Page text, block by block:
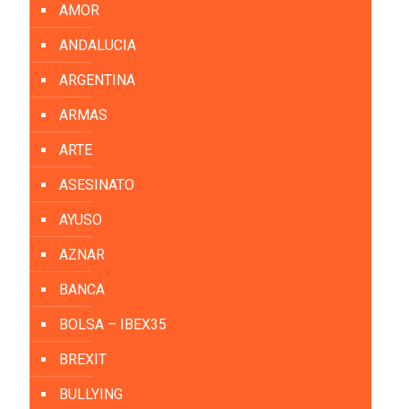
AMOR
ANDALUCIA
ARGENTINA
ARMAS
ARTE
ASESINATO
AYUSO
AZNAR
BANCA
BOLSA – IBEX35
BREXIT
BULLYING